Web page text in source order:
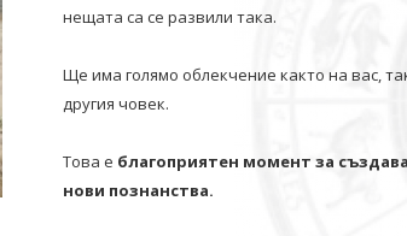
нещата са се развили така.
Ще има голямо облекчение както на вас,
другия човек.
Това е благоприятен момент за
нови познанства.